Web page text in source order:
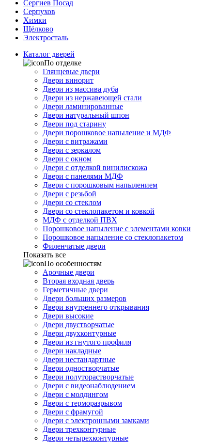
Сергиев Посад
Серпухов
Химки
Щёлково
Электросталь
Каталог дверей
По отделке
Глянцевые двери
Двери винорит
Двери из массива дуба
Двери из нержавеющей стали
Двери ламинированные
Двери натуральный шпон
Двери под старину
Двери порошковое напыление и МДФ
Двери с витражами
Двери с зеркалом
Двери с окном
Двери с отделкой винилискожа
Двери с панелями МДФ
Двери с порошковым напылением
Двери с резьбой
Двери со стеклом
Двери со стеклопакетом и ковкой
МДФ с отделкой ПВХ
Порошковое напыление с элементами ковки
Порошковое напыление со стеклопакетом
Филенчатые двери
Показать все
По особенностям
Арочные двери
Вторая входная дверь
Герметичные двери
Двери больших размеров
Двери внутреннего открывания
Двери высокие
Двери двустворчатые
Двери двухконтурные
Двери из гнутого профиля
Двери накладные
Двери нестандартные
Двери одностворчатые
Двери полуторастворчатые
Двери с видеонаблюдением
Двери с молдингом
Двери с терморазрывом
Двери с фрамугой
Двери с электронными замками
Двери трехконтурные
Двери четырехконтурные